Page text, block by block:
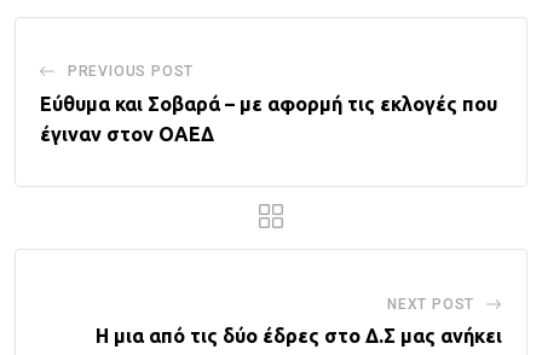
PREVIOUS POST
Εύθυμα και Σοβαρά – με αφορμή τις εκλογές που
έγιναν στον ΟΑΕΔ
NEXT POST
Η μια από τις δύο έδρες στο Δ.Σ μας ανήκει